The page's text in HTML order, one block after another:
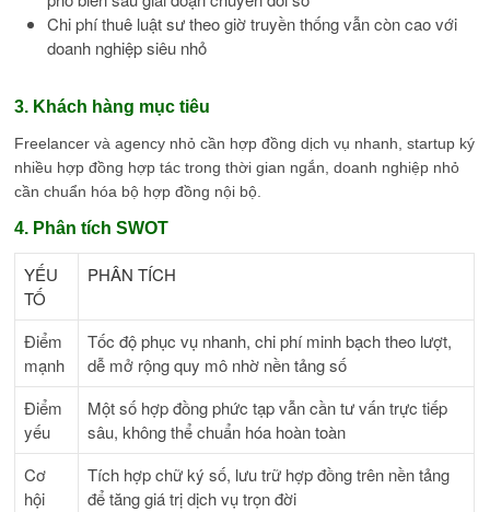
Chi phí thuê luật sư theo giờ truyền thống vẫn còn cao với
doanh nghiệp siêu nhỏ
3. Khách hàng mục tiêu
Freelancer và agency nhỏ cần hợp đồng dịch vụ nhanh, startup ký
nhiều hợp đồng hợp tác trong thời gian ngắn, doanh nghiệp nhỏ
cần chuẩn hóa bộ hợp đồng nội bộ.
4. Phân tích SWOT
YẾU
TỐ
PHÂN TÍCH
Điểm
mạnh
Tốc độ phục vụ nhanh, chi phí minh bạch theo lượt,
dễ mở rộng quy mô nhờ nền tảng số
Điểm
yếu
Một số hợp đồng phức tạp vẫn cần tư vấn trực tiếp
sâu, không thể chuẩn hóa hoàn toàn
Cơ
hội
Tích hợp chữ ký số, lưu trữ hợp đồng trên nền tảng
để tăng giá trị dịch vụ trọn đời